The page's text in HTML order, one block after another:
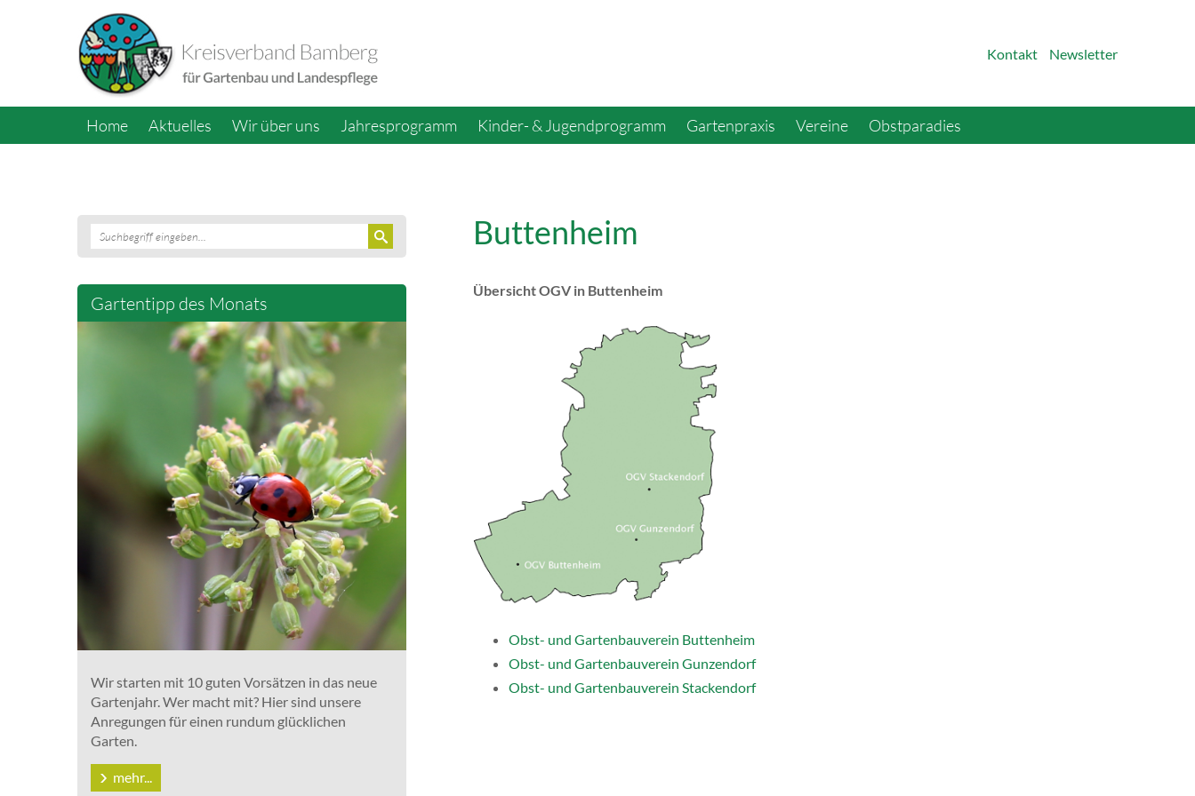
Kontakt Newsletter
Home Aktuelles Wir über uns Jahresprogramm Kinder- & Jugendprogramm Gartenpraxis Vereine Obstparadies
Gartentipp des Monats
Wir starten mit 10 guten Vorsätzen in das neue
Gartenjahr. Wer macht mit? Hier sind unsere
Anregungen für einen rundum glücklichen
Garten.
mehr...
Buttenheim
Übersicht OGV in Buttenheim
Obst- und Gartenbauverein Buttenheim
Obst- und Gartenbauverein Gunzendorf
Obst- und Gartenbauverein Stackendorf